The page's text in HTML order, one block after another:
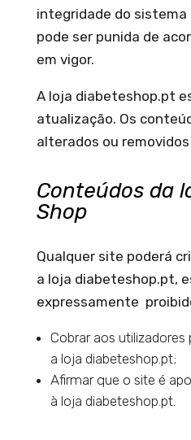
integridade do sistema
pode ser punida de
em vigor.
A loja diabeteshop.pt
atualização. Os
alterados ou
Conteúdos da
Shop
Qualquer site poderá
a loja diabeteshop.pt,
expressamente
Cobrar aos utilizadores
a loja diabeteshop.pt;
Afirmar que o site é
à loja diabeteshop.pt.